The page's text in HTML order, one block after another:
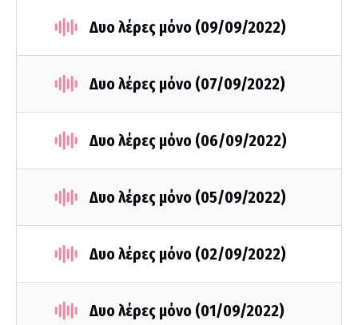
Δυο λέρες μόνο (09/09/2022)
Δυο λέρες μόνο (07/09/2022)
Δυο λέρες μόνο (06/09/2022)
Δυο λέρες μόνο (05/09/2022)
Δυο λέρες μόνο (02/09/2022)
Δυο λέρες μόνο (01/09/2022)